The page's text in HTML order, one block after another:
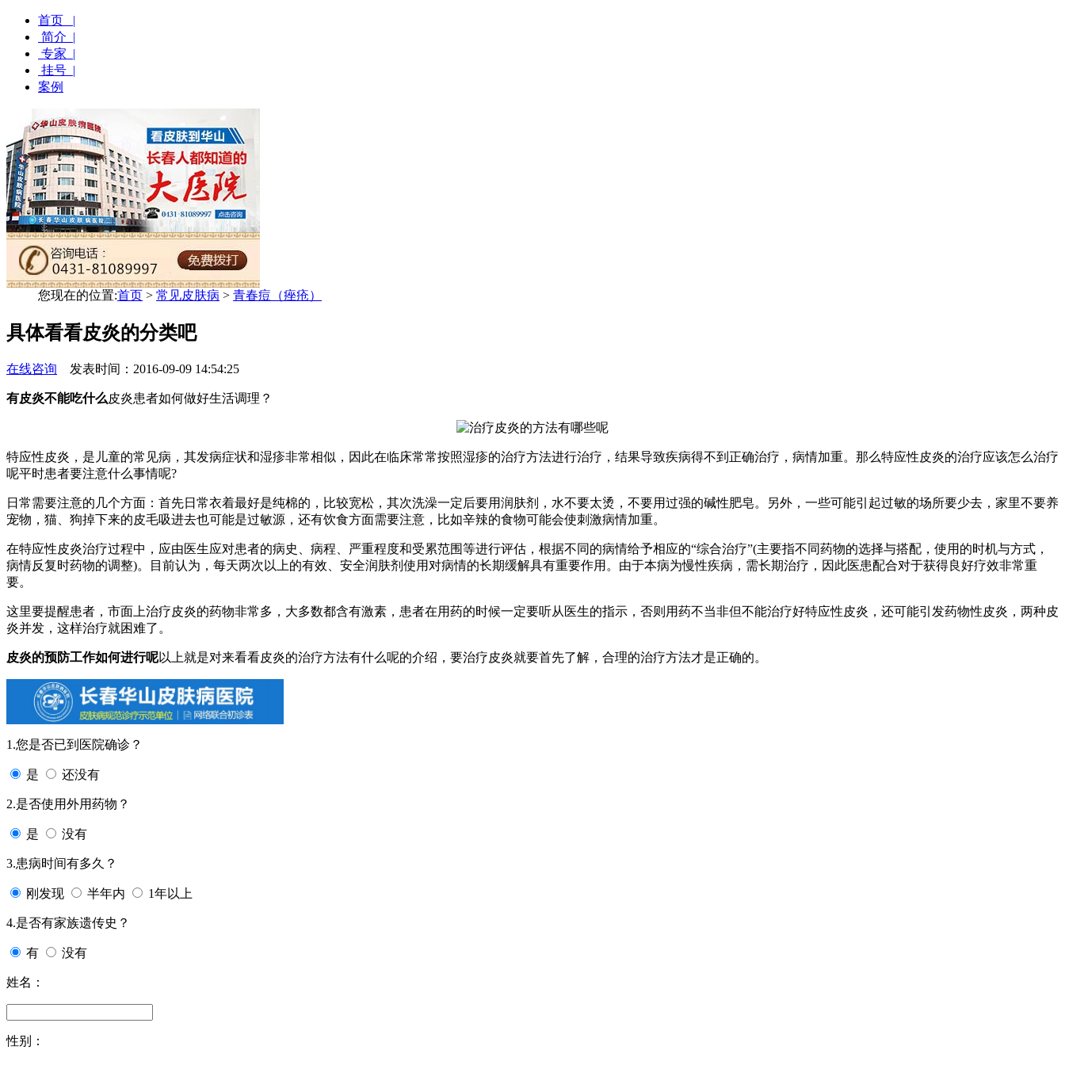
首页 |
简介 |
专家 |
挂号 |
案例
您现在的位置:首页 > 常见皮肤病 > 青春痘（痤疮）
具体看看皮炎的分类吧
在线咨询 发表时间：2016-09-09 14:54:25
有皮炎不能吃什么皮炎患者如何做好生活调理？
特应性皮炎，是儿童的常见病，其发病症状和湿疹非常相似，因此在临床常常按照湿疹的治疗方法进行治疗，结果导致疾病得不到正确治疗，病情加重。那么特应性皮炎的治疗应该怎么治疗
呢平时患者要注意什么事情呢?
日常需要注意的几个方面：首先日常衣着最好是纯棉的，比较宽松，其次洗澡一定后要用润肤剂，水不要太烫，不要用过强的碱性肥皂。另外，一些可能引起过敏的场所要少去，家里不要养
宠物，猫、狗掉下来的皮毛吸进去也可能是过敏源，还有饮食方面需要注意，比如辛辣的食物可能会使刺激病情加重。
在特应性皮炎治疗过程中，应由医生应对患者的病史、病程、严重程度和受累范围等进行评估，根据不同的病情给予相应的“综合治疗”(主要指不同药物的选择与搭配，使用的时机与方式，
病情反复时药物的调整)。目前认为，每天两次以上的有效、安全润肤剂使用对病情的长期缓解具有重要作用。由于本病为慢性疾病，需长期治疗，因此医患配合对于获得良好疗效非常重
要。
这里要提醒患者，市面上治疗皮炎的药物非常多，大多数都含有激素，患者在用药的时候一定要听从医生的指示，否则用药不当非但不能治疗好特应性皮炎，还可能引发药物性皮炎，两种皮
炎并发，这样治疗就困难了。
皮炎的预防工作如何进行呢以上就是对来看看皮炎的治疗方法有什么呢的介绍，要治疗皮炎就要首先了解，合理的治疗方法才是正确的。
1.您是否已到医院确诊？
是 还没有
2.是否使用外用药物？
是 没有
3.患病时间有多久？
刚发现 半年内 1年以上
4.是否有家族遗传史？
有 没有
姓名：
性别：